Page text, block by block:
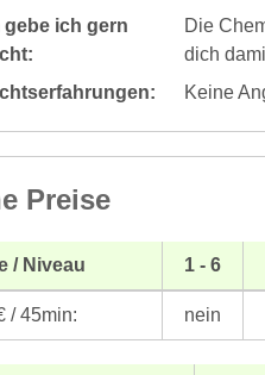
gebe ich gern
Die
dich
Keine
Preise
/ Niveau 1 - 6
/ 45min: nein